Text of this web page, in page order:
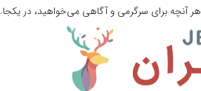
هر آنچه برای سرگرمی و آگاهی می‌خواهید، در یکجا.